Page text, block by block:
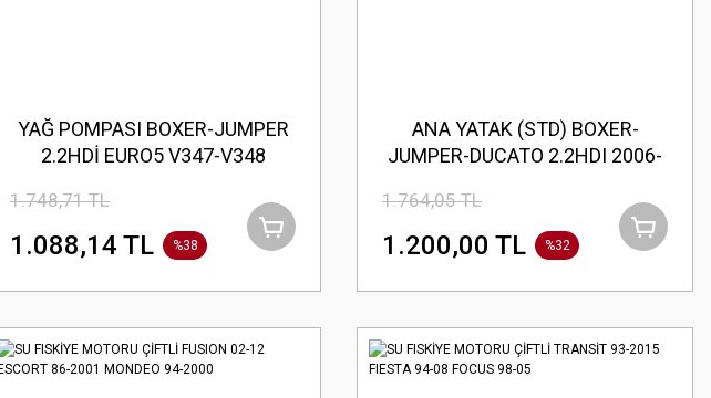
YAĞ POMPASI BOXER-JUMPER
2.2HDİ EURO5 V347-V348
1.748,71 TL
1.088,14 TL %38
ANA YATAK (STD) BOXER-
JUMPER-DUCATO 2.2HDI 2006-
1.764,05 TL
1.200,00 TL %32